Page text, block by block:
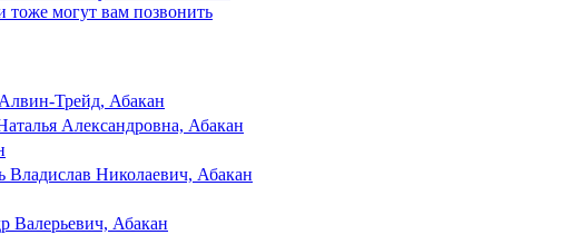
тоже могут вам позвонить
Алвин-Трейд, Абакан
Александровна, Абакан
Владислав Николаевич, Абакан
Валерьевич, Абакан